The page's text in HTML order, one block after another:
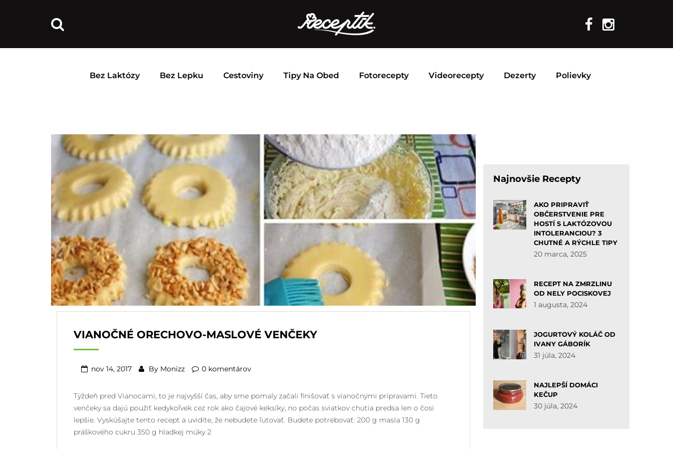
Bez Laktózy Bez Lepku Cestoviny Tipy Na Obed Fotorecepty Videorecepty Dezerty Polievky
VIANOČNÉ ORECHOVO-MASLOVÉ VENČEKY
nov 14, 2017 By Monizz 0 komentárov
Týždeň pred Vianocami, to je najvyšší čas, aby sme pomaly začali finišovať s vianočnými prípravami. Tieto
venčeky sa dajú použiť kedykoľvek cez rok ako čajové keksíky, no počas sviatkov chutia predsa len o čosi
lepšie. Vyskúšajte tento recept a uvidíte, že nebudete ľutovať. Budete potrebovať: 200 g masla 130 g
práškového cukru 350 g hladkej múky 2
Najnovšie Recepty
AKO PRIPRAVIŤ
OBČERSTVENIE PRE
HOSTÍ S LAKTÓZOVOU
INTOLERANCIOU? 3
CHUTNÉ A RÝCHLE TIPY
20 marca, 2025
RECEPT NA ZMRZLINU
OD NELY POCISKOVEJ
1 augusta, 2024
JOGURTOVÝ KOLÁČ OD
IVANY GÁBORÍK
31 júla, 2024
NAJLEPŠÍ DOMÁCI
KEČUP
30 júla, 2024